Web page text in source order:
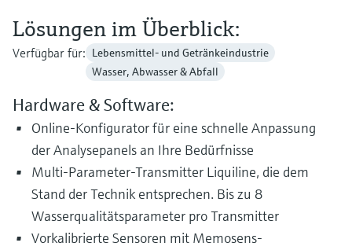
Lösungen im Überblick:
Verfügbar für: Lebensmittel- und Getränkeindustrie
Wasser, Abwasser & Abfall
Hardware & Software:
Online-Konfigurator für eine schnelle Anpassung
der Analysepanels an Ihre Bedürfnisse
Multi-Parameter-Transmitter Liquiline, die dem
Stand der Technik entsprechen. Bis zu 8
Wasserqualitätsparameter pro Transmitter
Vorkalibrierte Sensoren mit Memosens-